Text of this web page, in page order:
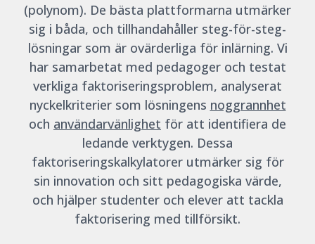
(polynom). De bästa plattformarna utmärker
sig i båda, och tillhandahåller steg-för-steg-
lösningar som är ovärderliga för inlärning. Vi
har samarbetat med pedagoger och testat
verkliga faktoriseringsproblem, analyserat
nyckelkriterier som lösningens noggrannhet
och användarvänlighet för att identifiera de
ledande verktygen. Dessa
faktoriseringskalkylatorer utmärker sig för
sin innovation och sitt pedagogiska värde,
och hjälper studenter och elever att tackla
faktorisering med tillförsikt.